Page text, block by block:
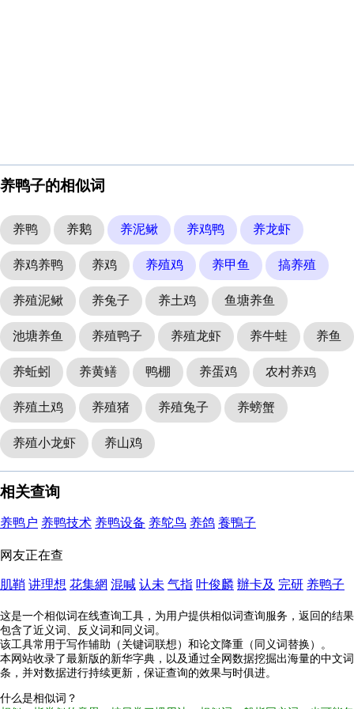
养鸭子的相似词
养鸭 养鹅 养泥鳅 养鸡鸭 养龙虾
养鸡养鸭 养鸡 养殖鸡 养甲鱼 搞养殖
养殖泥鳅 养兔子 养土鸡 鱼塘养鱼
池塘养鱼 养殖鸭子 养殖龙虾 养牛蛙 养鱼
养蚯蚓 养黄鳝 鸭棚 养蛋鸡 农村养鸡
养殖土鸡 养殖猪 养殖兔子 养螃蟹
养殖小龙虾 养山鸡
相关查询
养鸭户 养鸭技术 养鸭设备 养鸵鸟 养鸽 養鴨子
网友正在查
肌鞘 讲理想 花集網 混喊 认未 气指 叶俊麟 辦卡及 完研 养鸭子
这是一个相似词在线查询工具，为用户提供相似词查询服务，返回的结果
包含了近义词、反义词和同义词。
该工具常用于写作辅助（关键词联想）和论文降重（同义词替换）。
本网站收录了最新版的新华字典，以及通过全网数据挖掘出海量的中文词
条，并对数据进行持续更新，保证查询的效果与时俱进。
什么是相似词？